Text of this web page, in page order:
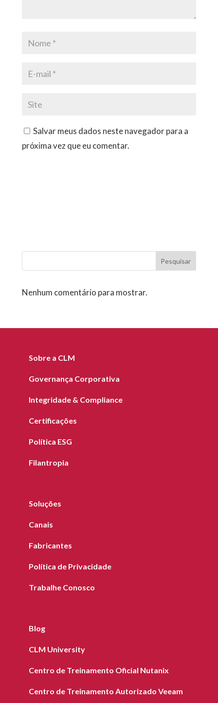
Salvar meus dados neste navegador para a
próxima vez que eu comentar.
Pesquisar
Nenhum comentário para mostrar.
Sobre a CLM
Governança Corporativa
Integridade & Compliance
Certificações
Política ESG
Filantropia
Soluções
Canais
Fabricantes
Política de Privacidade
Trabalhe Conosco
Blog
CLM University
Centro de Treinamento Oficial Nutanix
Centro de Treinamento Autorizado Veeam